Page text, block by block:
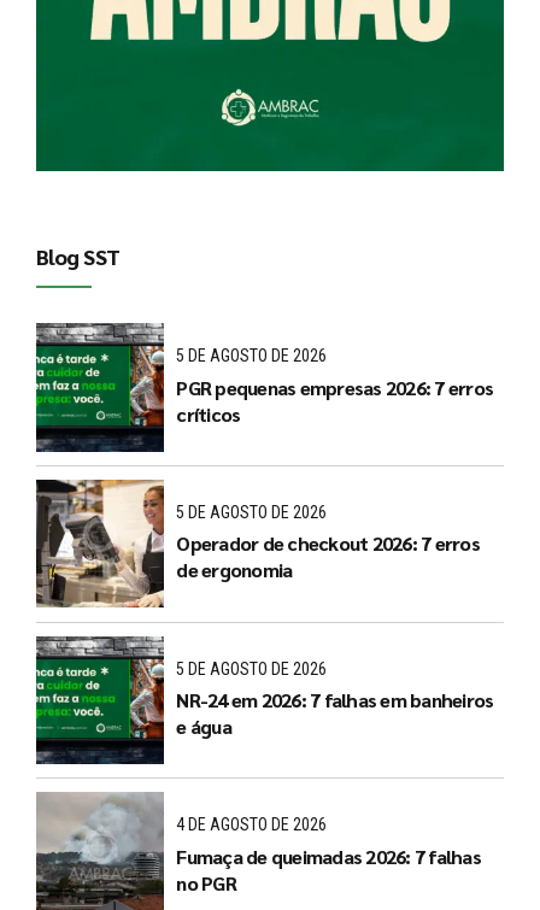
Blog SST
5 DE AGOSTO DE 2026
PGR pequenas empresas 2026: 7 erros
críticos
5 DE AGOSTO DE 2026
Operador de checkout 2026: 7 erros
de ergonomia
5 DE AGOSTO DE 2026
NR-24 em 2026: 7 falhas em banheiros
e água
4 DE AGOSTO DE 2026
Fumaça de queimadas 2026: 7 falhas
no PGR